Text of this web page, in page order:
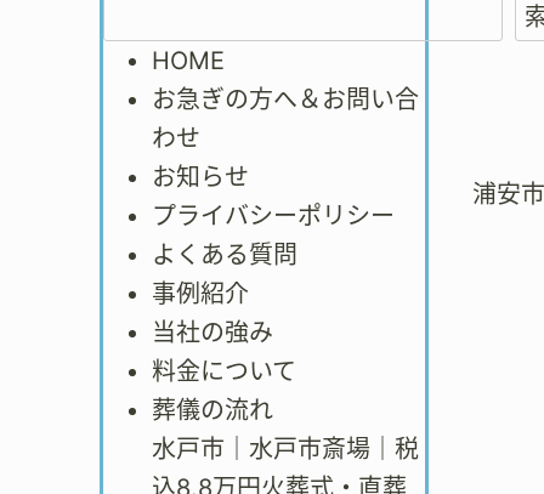
HOME
お急ぎの方へ＆お問い合
わせ
お知らせ
プライバシーポリシー
よくある質問
事例紹介
当社の強み
料金について
葬儀の流れ
水戸市｜水戸市斎場｜税
浦安